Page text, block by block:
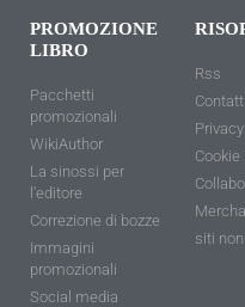
PROMOZIONE
LIBRO
Pacchetti
promozionali
WikiAuthor
La sinossi per
l'editore
Correzione di bozze
Immagini
promozionali
Social media
Rss
Contatti
Cookie
siti